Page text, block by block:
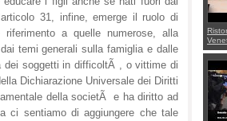
31, infine, emerge il ruolo di
a quelle numerose, alla
temi generali sulla famiglia e dalle
soggetti in difficoltÃ , o vittime di
Dichiarazione Universale dei Diritti
della societÃ e ha diritto ad
ci sentiamo di aggiungere che tale
con